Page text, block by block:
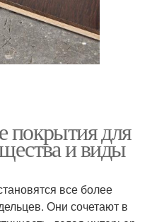
покрытия для
и виды
все более
Они сочетают в